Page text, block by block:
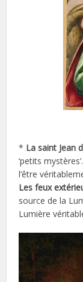
* La saint Jean
‘petits
l’être
Les feux
source de la
Lumière